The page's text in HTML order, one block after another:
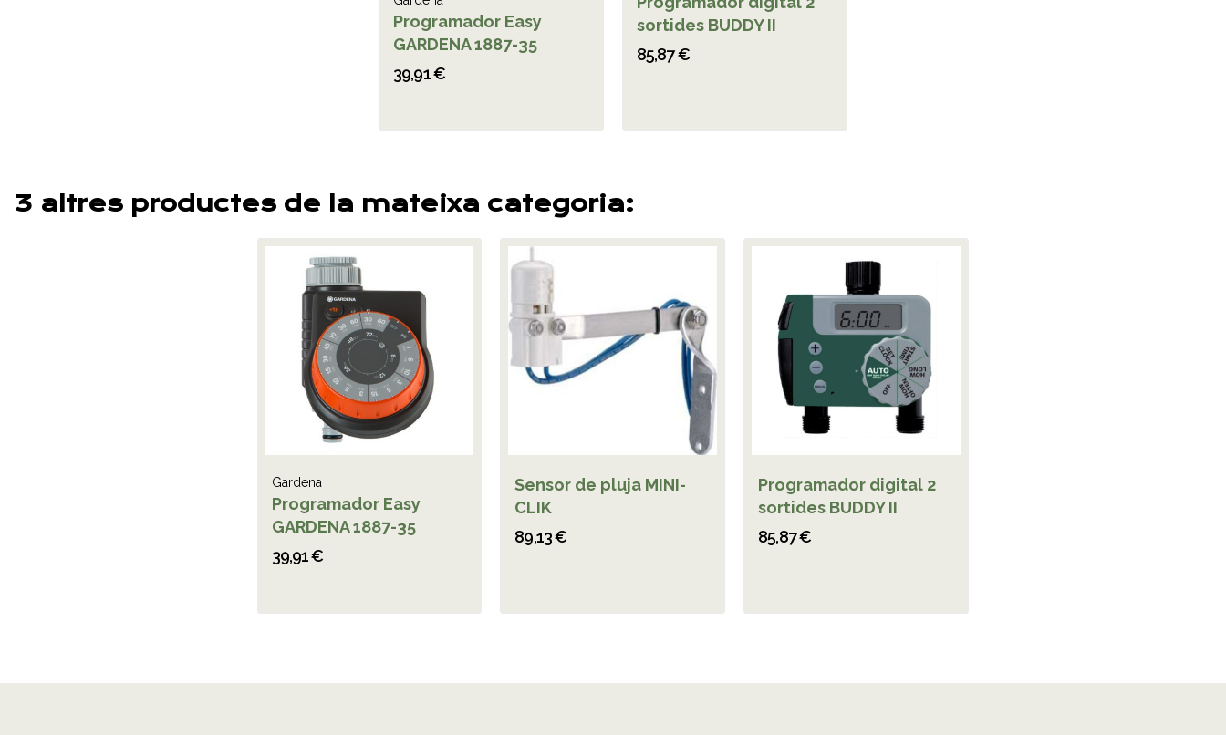
Programador Easy
GARDENA 1887-35
39,91 €
sortides BUDDY II
85,87 €
3 altres productes de la mateixa categoria:
Gardena
Programador Easy
GARDENA 1887-35
39,91 €
Sensor de pluja MINI-
CLIK
89,13 €
Programador digital 2
sortides BUDDY II
85,87 €